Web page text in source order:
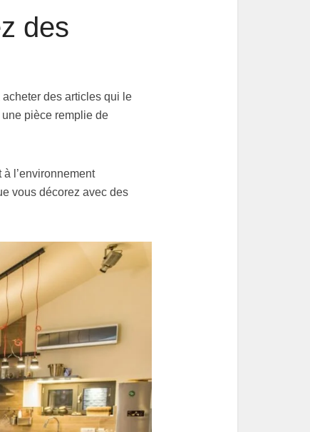
des
des articles qui le
pièce remplie de
l’environnement
vous décorez avec des